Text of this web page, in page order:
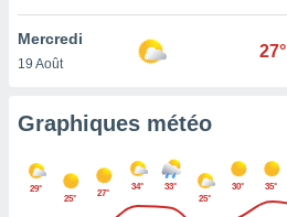
que
sur le
ne
Mercredi
19 Août
27°
Graphiques météo
29°
25°
27°
34°
33°
25°
30° 35°